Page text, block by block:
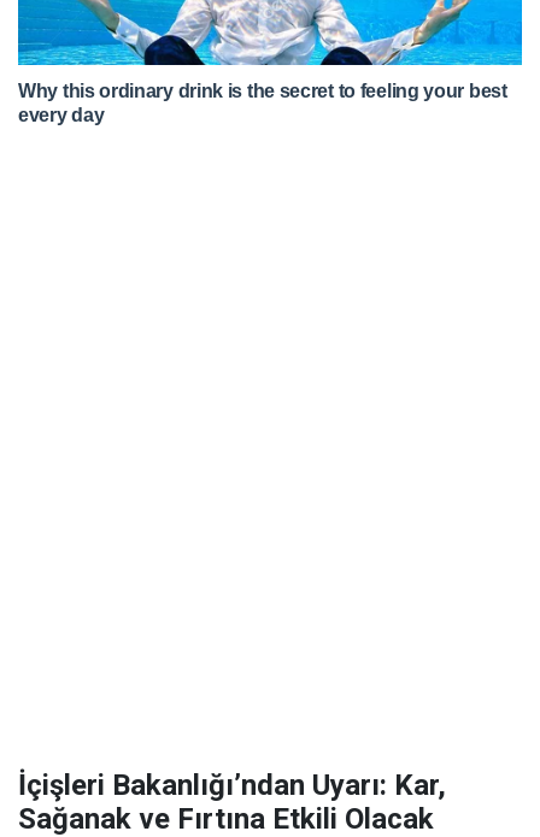
İçişleri Bakanlığı’ndan Uyarı: Kar,
Sağanak ve Fırtına Etkili Olacak